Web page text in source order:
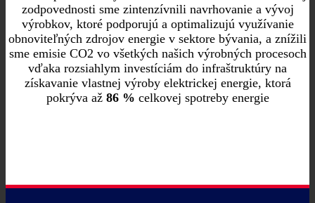
zodpovednosti sme zintenzívnili navrhovanie a vývoj
výrobkov, ktoré podporujú a optimalizujú využívanie
obnoviteľných zdrojov energie v sektore bývania, a znížili
sme emisie CO2 vo všetkých našich výrobných procesoch
vďaka rozsiahlym investíciám do infraštruktúry na
získavanie vlastnej výroby elektrickej energie, ktorá
pokrýva až 86 % celkovej spotreby energie